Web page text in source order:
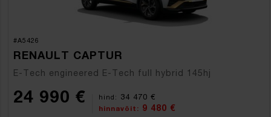
#A5426
RENAULT CAPTUR
E-Tech engineered E-Tech full hybrid 145hj
24 990 € hind: 34 470 €
hinnavõit: 9 480 €